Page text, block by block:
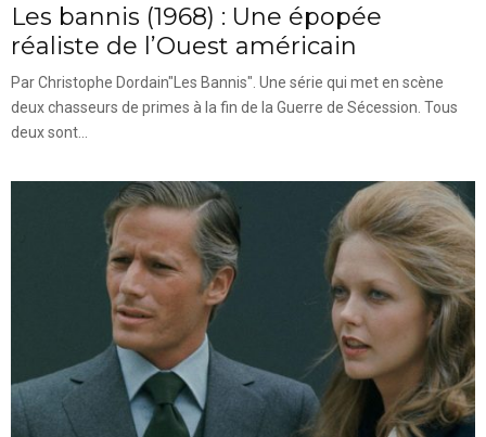
Les bannis (1968) : Une épopée
réaliste de l’Ouest américain
Par Christophe Dordain"Les Bannis". Une série qui met en scène
deux chasseurs de primes à la fin de la Guerre de Sécession. Tous
deux sont...